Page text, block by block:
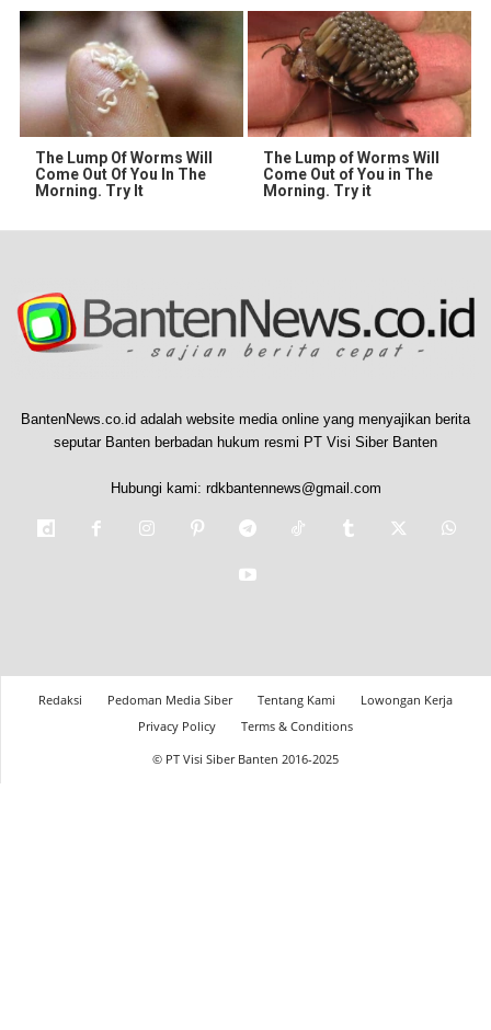
The Lump Of Worms Will
Come Out Of You In The
Morning. Try It
The Lump of Worms Will
Come Out of You in The
Morning. Try it
BantenNews.co.id adalah website media online yang menyajikan berita
seputar Banten berbadan hukum resmi PT Visi Siber Banten
Hubungi kami: rdkbantennews@gmail.com
Redaksi Pedoman Media Siber Tentang Kami
Lowongan Kerja
Privacy Policy
Terms & Conditions
© PT Visi Siber Banten 2016-2025